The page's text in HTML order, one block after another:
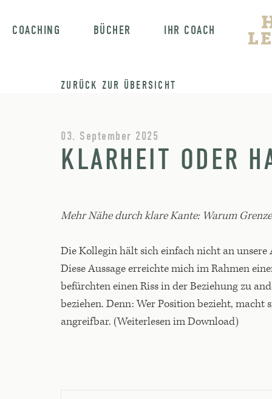
COACHING BÜCHER IHR COACH
ZURÜCK ZUR ÜBERSICHT
03. September 2025
KLARHEIT ODER
Mehr Nähe durch klare Kante: Warum
Die Kollegin hält sich einfach nicht an
Diese Aussage erreichte mich im Rahmen
befürchten einen Riss in der Beziehung zu
beziehen. Denn: Wer Position bezieht,
angreifbar. (Weiterlesen im Download)